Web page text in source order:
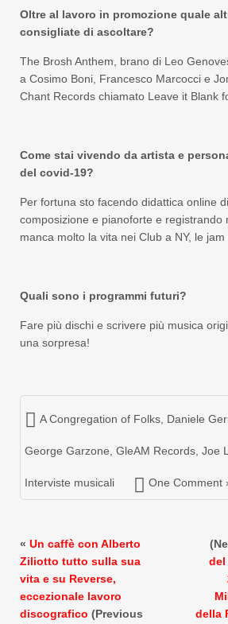
Oltre al lavoro in promozione quale
consigliate di ascoltare?
The Brosh Anthem, brano di Leo
a Cosimo Boni, Francesco Marcocci e
Chant Records chiamato Leave it Blank
Come stai vivendo da artista e
del covid-19?
Per fortuna sto facendo didattica online
composizione e pianoforte e registrando
manca molto la vita nei Club a NY, le
Quali sono i programmi futuri?
Fare più dischi e scrivere più musica
una sorpresa!
A Congregation of Folks Daniele
George Garzone GleAM Records Joe
Interviste musicali One Comment
« Un caffè con Alberto
Ziliotto tutto sulla sua
vita e su Reverse,
eccezionale lavoro
discografico (Previous
del
della